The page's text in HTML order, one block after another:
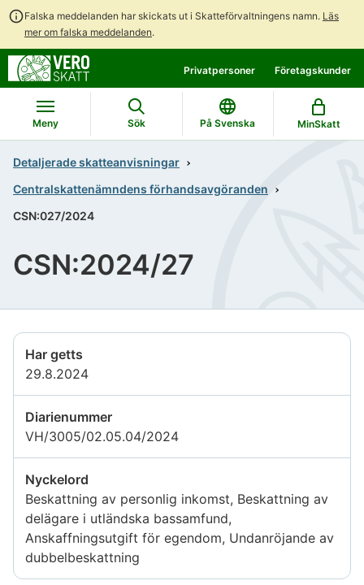
Falska meddelanden har skickats ut i Skatteförvaltningens namn. Läs
mer om falska meddelanden.
direkt
till
innehållet
till
hela
webbplatsens
sökning
Privatpersoner Företagskunder
Meny Sök På Svenska MinSkatt
Detaljerade skatteanvisningar
Centralskattenämndens förhandsavgöranden
CSN:027/2024
CSN:2024/27
Har getts
29.8.2024
Diarienummer
VH/3005/02.05.04/2024
Nyckelord
Beskattning av personlig inkomst, Beskattning av
delägare i utländska bassamfund,
Anskaffningsutgift för egendom, Undanröjande av
dubbelbeskattning